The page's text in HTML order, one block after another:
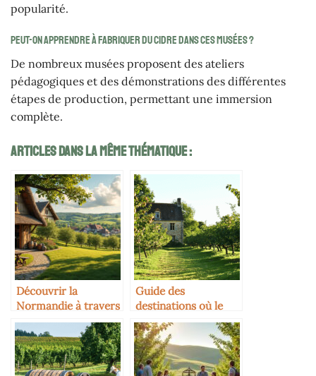
popularité.
Peut-on apprendre à fabriquer du cidre dans ces musées ?
De nombreux musées proposent des ateliers
pédagogiques et des démonstrations des différentes
étapes de production, permettant une immersion
complète.
Articles Dans La Même Thématique :
Découvrir la
Normandie à travers
ses cidreries
Guide des
destinations où le
cidre est roi